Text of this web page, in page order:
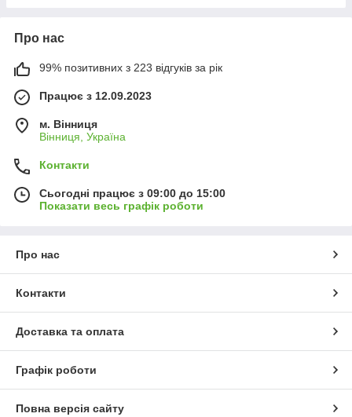
Про нас
99% позитивних з 223 відгуків за рік
Працює з 12.09.2023
м. Вінниця
Вінниця, Україна
Контакти
Сьогодні працює з 09:00 до 15:00
Показати весь графік роботи
Про нас
Контакти
Доставка та оплата
Графік роботи
Повна версія сайту